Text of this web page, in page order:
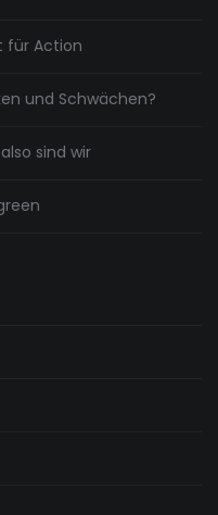
für Action
und Schwächen?
sind wir